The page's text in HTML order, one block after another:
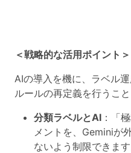
＜戦略的な活用ポイント＞
AIの導入を機に、ラベル
ルールの再定義を行うこと
分類ラベルとAI ：「
メントを、Geminiが
ないよう制限できます